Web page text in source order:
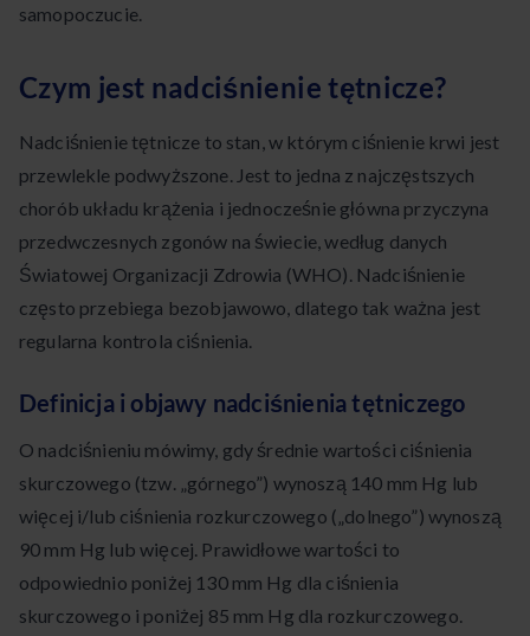
samopoczucie.
Czym jest nadciśnienie tętnicze?
Nadciśnienie tętnicze to stan, w którym ciśnienie krwi jest
przewlekle podwyższone. Jest to jedna z najczęstszych
chorób układu krążenia i jednocześnie główna przyczyna
przedwczesnych zgonów na świecie, według danych
Światowej Organizacji Zdrowia (WHO). Nadciśnienie
często przebiega bezobjawowo, dlatego tak ważna jest
regularna kontrola ciśnienia.
Definicja i objawy nadciśnienia tętniczego
O nadciśnieniu mówimy, gdy średnie wartości ciśnienia
skurczowego (tzw. „górnego”) wynoszą 140 mm Hg lub
więcej i/lub ciśnienia rozkurczowego („dolnego”) wynoszą
90 mm Hg lub więcej. Prawidłowe wartości to
odpowiednio poniżej 130 mm Hg dla ciśnienia
skurczowego i poniżej 85 mm Hg dla rozkurczowego.